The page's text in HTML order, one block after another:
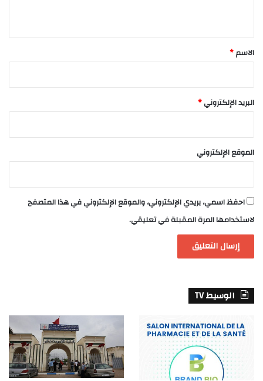
*
الاسم*
البريد الإلكتروني*
الموقع الإلكتروني
احفظ اسمي، بريدي الإلكتروني، والموقع الإلكتروني في هذا المتصفح
لاستخدامها المرة المقبلة في تعليقي.
الوسيط TV